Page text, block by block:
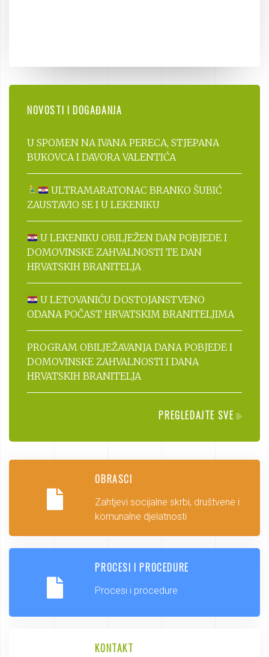
NOVOSTI I DOGAĐANJA
U SPOMEN NA IVANA PERECA, STJEPANA
BUKOVCA I DAVORA VALENTIĆA
ULTRAMARATONAC BRANKO ŠUBIĆ
ZAUSTAVIO SE I U LEKENIKU
U LEKENIKU OBILJEŽEN DAN POBJEDE I
DOMOVINSKE ZAHVALNOSTI TE DAN
HRVATSKIH BRANITELJA
U LETOVANIĆU DOSTOJANSTVENO
ODANA POČAST HRVATSKIM BRANITELJIMA
PROGRAM OBILJEŽAVANJA DANA POBJEDE I
DOMOVINSKE ZAHVALNOSTI I DANA
HRVATSKIH BRANITELJA
PREGLEDAJTE SVE
OBRASCI
Zahtjevi socijalne skrbi, društvene i
komunalne djelatnosti
PROCESI I PROCEDURE
Procesi i procedure
KONTAKT